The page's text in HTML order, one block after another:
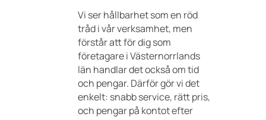
Vi ser hållbarhet som en röd
tråd i vår verksamhet, men
förstår att för dig som
företagare i Västernorrlands
län handlar det också om tid
och pengar. Därför gör vi det
enkelt: snabb service, rätt pris,
och pengar på kontot efter